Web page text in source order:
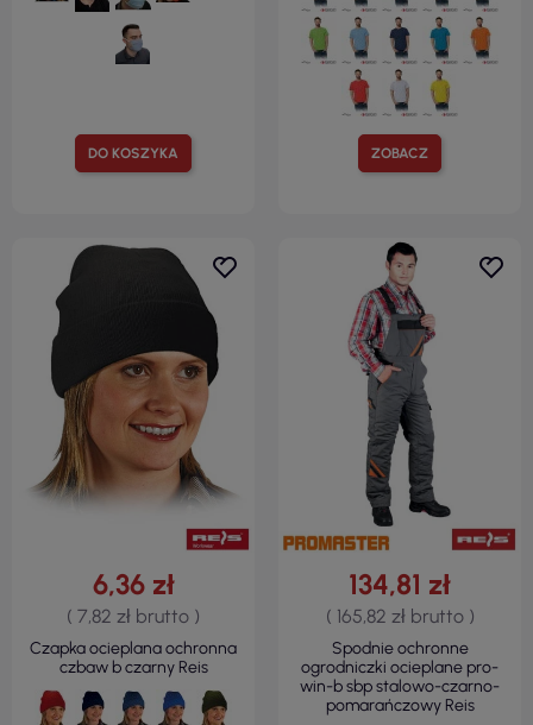
DO KOSZYKA ZOBACZ
6,36 zł
( 7,82 zł brutto )
Czapka ocieplana ochronna
czbaw b czarny Reis
134,81 zł
( 165,82 zł brutto )
Spodnie ochronne
ogrodniczki ocieplane pro-
win-b sbp stalowo-czarno-
pomarańczowy Reis